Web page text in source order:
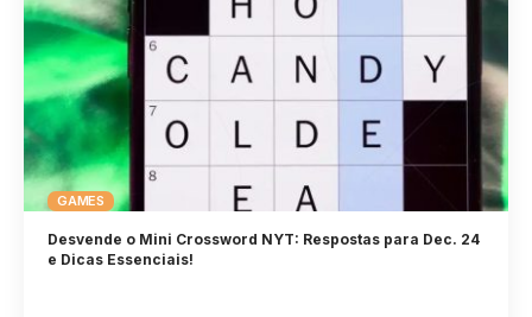
GAMES
Desvende o Mini Crossword NYT: Respostas para Dec. 24
e Dicas Essenciais!